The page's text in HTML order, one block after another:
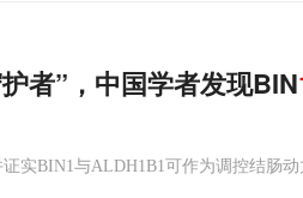
者”，中国学者发现BIN
实BIN1与ALDH1B1可作为调控结肠动